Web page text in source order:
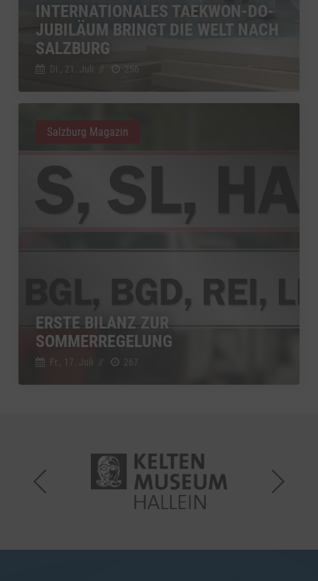
INTERNATIONALES TAEKWON-DO-
JUBILÄUM BRINGT DIE WELT NACH
SALZBURG
Di., 21. Juli // 256
ERSTE BILANZ ZUR
SOMMERREGELUNG
Fr., 17. Juli // 267
Salzburg Magazin